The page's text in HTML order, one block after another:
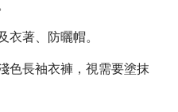
著、防曬帽。
色長袖衣褲，視需要塗抹